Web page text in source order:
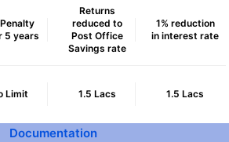
5 years
Returns
reduced to
Post Office
Savings rate
1% reduction
in interest rate
Limit 1.5 Lacs 1.5 Lacs
Documentation